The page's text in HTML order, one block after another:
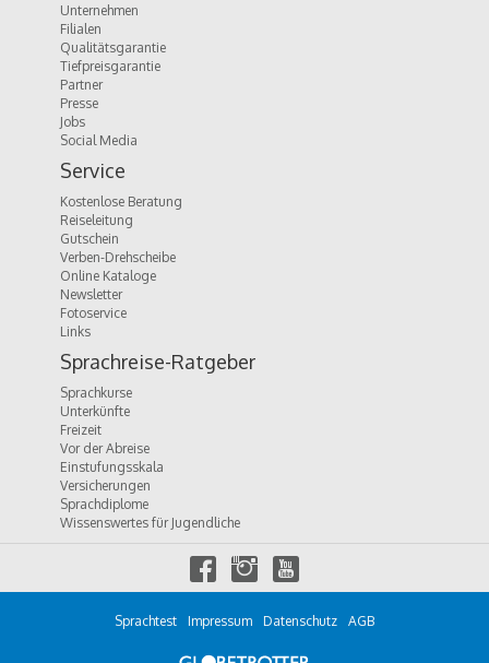
Unternehmen
Filialen
Qualitätsgarantie
Tiefpreisgarantie
Partner
Presse
Jobs
Social Media
Service
Kostenlose Beratung
Reiseleitung
Gutschein
Verben-Drehscheibe
Online Kataloge
Newsletter
Fotoservice
Links
Sprachreise-Ratgeber
Sprachkurse
Unterkünfte
Freizeit
Vor der Abreise
Einstufungsskala
Versicherungen
Sprachdiplome
Wissenswertes für Jugendliche
e
o
t
g
t
b
Sprachtest Impressum Datenschutz AGB